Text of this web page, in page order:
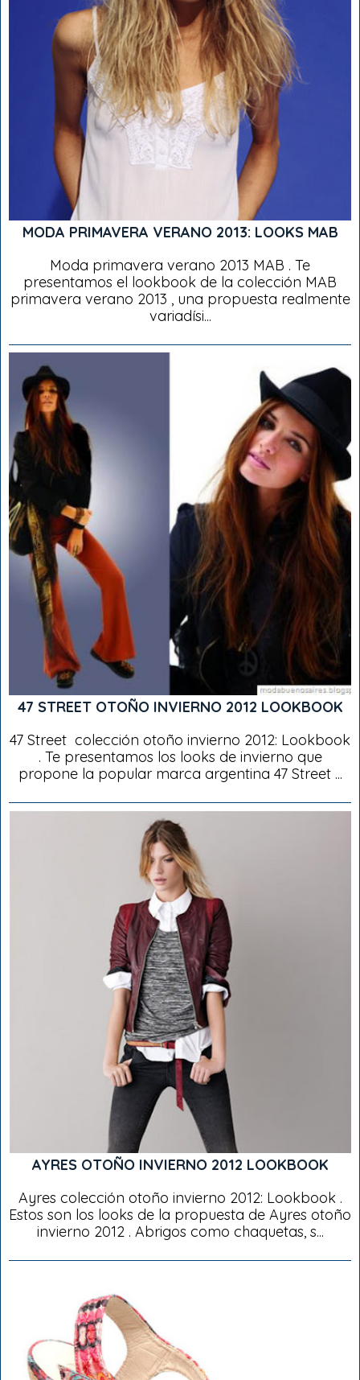
MODA PRIMAVERA VERANO 2013: LOOKS MAB
Moda primavera verano 2013 MAB . Te
presentamos el lookbook de la colección MAB
primavera verano 2013 , una propuesta realmente
variadísi...
47 STREET OTOÑO INVIERNO 2012 LOOKBOOK
47 Street colección otoño invierno 2012: Lookbook
. Te presentamos los looks de invierno que
propone la popular marca argentina 47 Street ...
AYRES OTOÑO INVIERNO 2012 LOOKBOOK
Ayres colección otoño invierno 2012: Lookbook .
Estos son los looks de la propuesta de Ayres otoño
invierno 2012 . Abrigos como chaquetas, s...